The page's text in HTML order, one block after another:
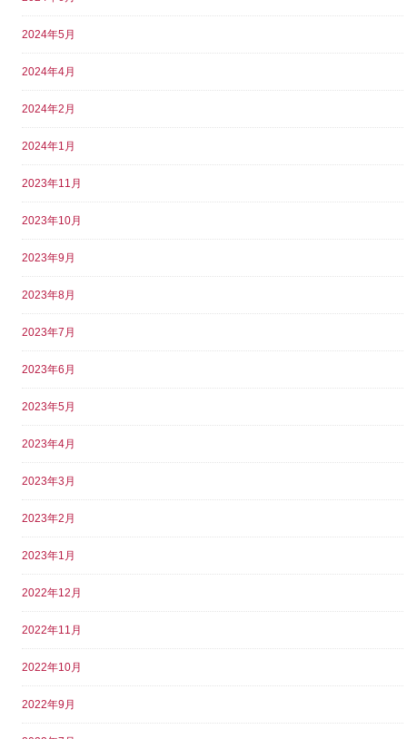
2024年5月
2024年4月
2024年2月
2024年1月
2023年11月
2023年10月
2023年9月
2023年8月
2023年7月
2023年6月
2023年5月
2023年4月
2023年3月
2023年2月
2023年1月
2022年12月
2022年11月
2022年10月
2022年9月